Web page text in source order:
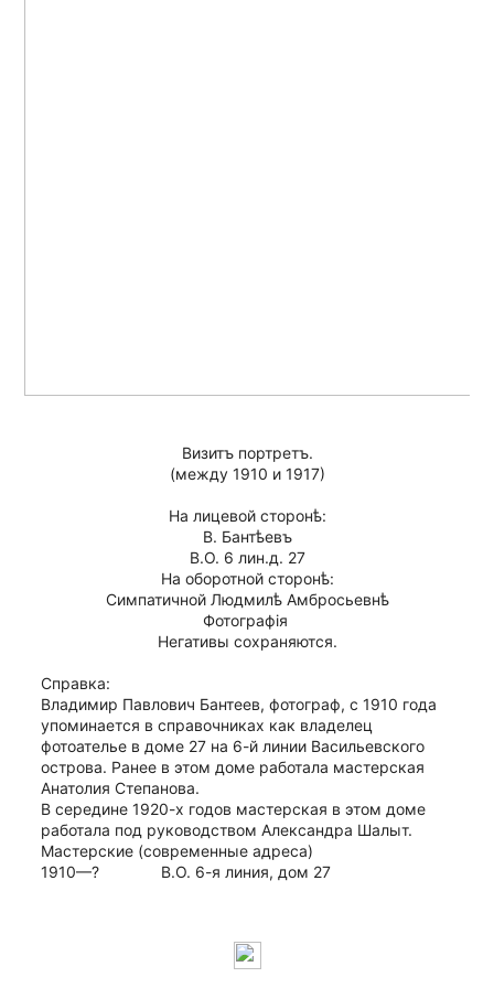
Визитъ портретъ.
(между 1910 и 1917)
На лицевой сторонѣ:
В. Бантѣевъ
В.О. 6 лин.д. 27
На оборотной сторонѣ:
Симпатичной Людмилѣ Амбросьевнѣ
Фотографiя
Негативы сохраняются.
Справка:
Владимир Павлович Бантеев, фотограф, с 1910 года
упоминается в справочниках как владелец
фотоателье в доме 27 на 6-й линии Васильевского
острова. Ранее в этом доме работала мастерская
Анатолия Степанова.
В середине 1920-х годов мастерская в этом доме
работала под руководством Александра Шалыт.
Мастерские (современные адреса)
1910—?              В.О. 6-я линия, дом 27